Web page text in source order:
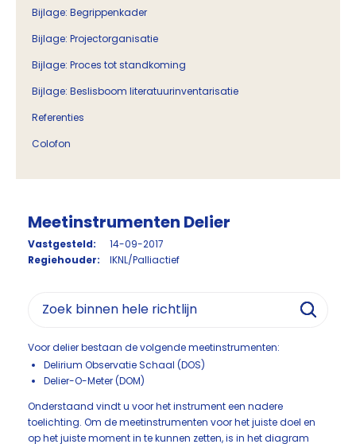
Bijlage: Begrippenkader
Bijlage: Projectorganisatie
Bijlage: Proces tot standkoming
Bijlage: Beslisboom literatuurinventarisatie
Referenties
Colofon
Meetinstrumenten Delier
Vastgesteld:
14-09-2017
Regiehouder:
IKNL/Palliactief
Voor delier bestaan de volgende meetinstrumenten:
Delirium Observatie Schaal (DOS)
Delier-O-Meter (DOM)
Onderstaand vindt u voor het instrument een nadere
toelichting. Om de meetinstrumenten voor het juiste doel en
op het juiste moment in te kunnen zetten, is in het diagram